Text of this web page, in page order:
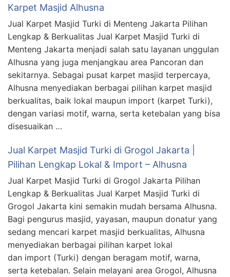
Karpet Masjid Alhusna
Jual Karpet Masjid Turki di Menteng Jakarta Pilihan
Lengkap & Berkualitas Jual Karpet Masjid Turki di
Menteng Jakarta menjadi salah satu layanan unggulan
Alhusna yang juga menjangkau area Pancoran dan
sekitarnya. Sebagai pusat karpet masjid terpercaya,
Alhusna menyediakan berbagai pilihan karpet masjid
berkualitas, baik lokal maupun import (karpet Turki),
dengan variasi motif, warna, serta ketebalan yang bisa
disesuaikan …
Jual Karpet Masjid Turki di Grogol Jakarta |
Pilihan Lengkap Lokal & Import – Alhusna
Jual Karpet Masjid Turki di Grogol Jakarta Pilihan
Lengkap & Berkualitas Jual Karpet Masjid Turki di
Grogol Jakarta kini semakin mudah bersama Alhusna.
Bagi pengurus masjid, yayasan, maupun donatur yang
sedang mencari karpet masjid berkualitas, Alhusna
menyediakan berbagai pilihan karpet lokal
dan import (Turki) dengan beragam motif, warna,
serta ketebalan. Selain melayani area Grogol, Alhusna